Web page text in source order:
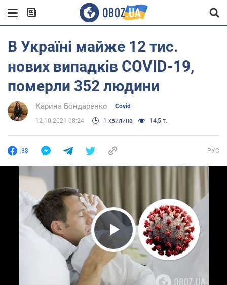
В Україні майже 12 тис.
нових випадків COVID-19,
померли 352 людини
Карина Бондаренко Covid
12.10.2021 08:24 1 хвилина 14,5 т.
88 РУС
Play Video